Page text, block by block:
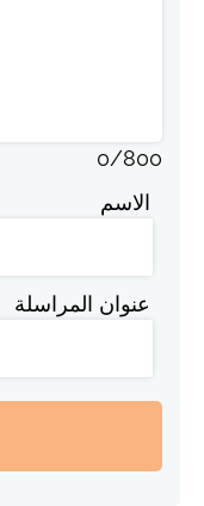
0/800
الاسم
عنوان المراسلة